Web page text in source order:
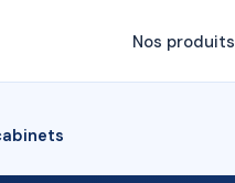
Nos produits